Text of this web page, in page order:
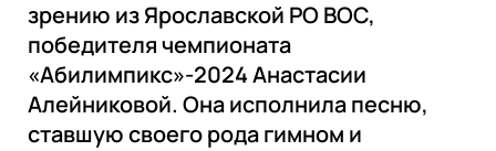
зрению из Ярославской РО ВОС,
победителя чемпионата
«Абилимпикс»-2024 Анастасии
Алейниковой. Она исполнила песню,
ставшую своего рода гимном и